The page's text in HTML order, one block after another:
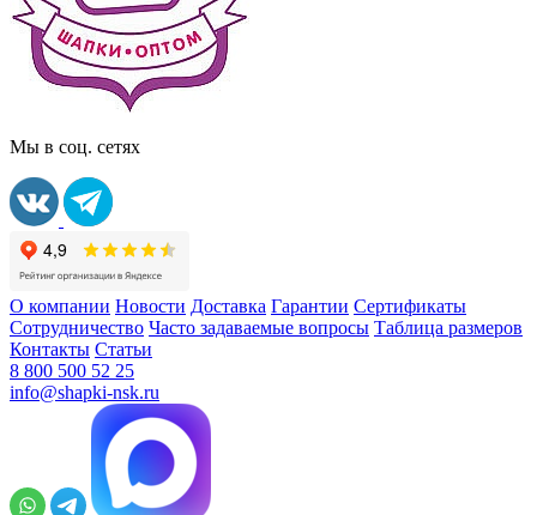
Мы в соц. сетях
О компании Новости Доставка Гарантии Сертификаты
Сотрудничество Часто задаваемые вопросы Таблица размеров
Контакты Статьи
8 800 500 52 25
info@shapki-nsk.ru